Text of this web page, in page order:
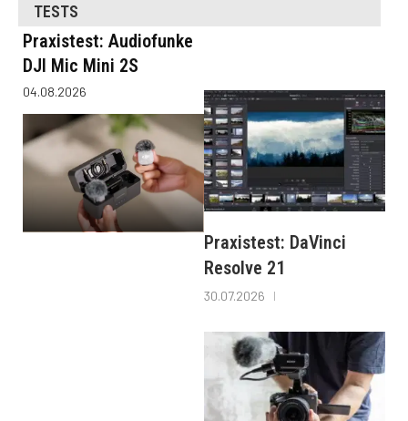
TESTS
Praxistest: Audiofunke
DJI Mic Mini 2S
04.08.2026
Praxistest: DaVinci
Resolve 21
30.07.2026